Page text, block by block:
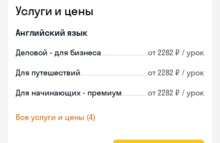
Услуги и цены
Английский язык
Деловой - для бизнеса от 2282 ₽ / урок
Для путешествий от 2282 ₽ / урок
Для начинающих - премиум от 2282 ₽ / урок
Все услуги и цены (4)